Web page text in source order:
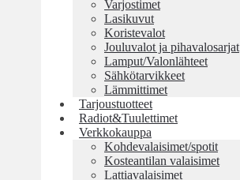
Varjostimet
Lasikuvut
Koristevalot
Jouluvalot ja pihavalosarjat
Lamput/Valonlähteet
Sähkötarvikkeet
Lämmittimet
Tarjoustuotteet
Radiot&Tuulettimet
Verkkokauppa
Kohdevalaisimet/spotit
Kosteantilan valaisimet
Lattiavalaisimet